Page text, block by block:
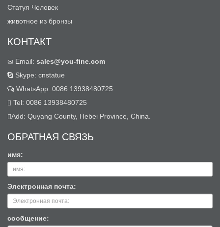
Статуя Человек
животное из бронзы
КОНТАКТ
Email: sales@you-fine.com
Skype: cnstatue
WhatsApp: 0086 13938480725
Tel: 0086 13938480725
Add: Quyang County, Hebei Province, China.
ОБРАТНАЯ СВЯЗЬ
имя:
Электронная почта:
сообщение: